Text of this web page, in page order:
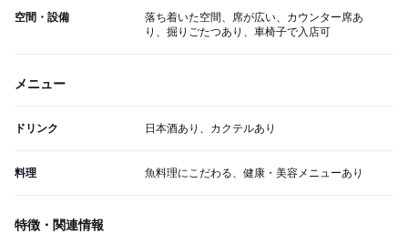
空間・設備
落ち着いた空間、席が広い、カウンター席あ
り、掘りごたつあり、車椅子で入店可
メニュー
ドリンク 日本酒あり、カクテルあり
料理 魚料理にこだわる、健康・美容メニューあり
特徴・関連情報